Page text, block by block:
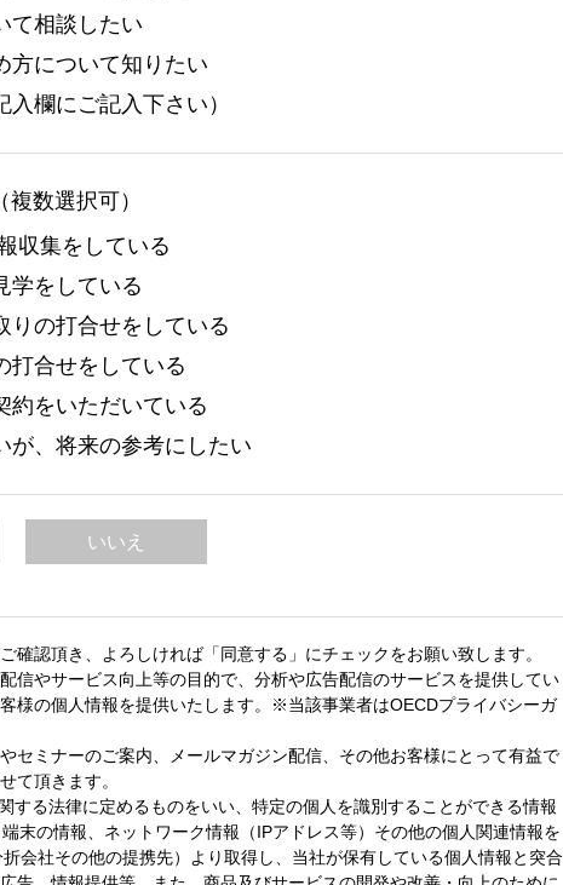
て相談したい
方について知りたい
入欄にご記入下さい）
数選択可）
収集をしている
学をしている
りの打合せをしている
打合せをしている
約をいただいている
が、将来の参考にしたい
いいえ
確認頂き、よろしければ「同意する」にチェックをお願い致します。
信やサービス向上等の目的で、分析や広告配信のサービスを提供してい
様の個人情報を提供いたします。※当該事業者はOECDプライバシーガ
セミナーのご案内、メールマガジン配信、その他お客様にとって有益で
て頂きます。
する法律に定めるものをいい、特定の個人を識別することができる情報
末の情報、ネットワーク情報（IPアドレス等）その他の個人関連情報を
会社その他の提携先）より取得し、当社が保有している個人情報と突合